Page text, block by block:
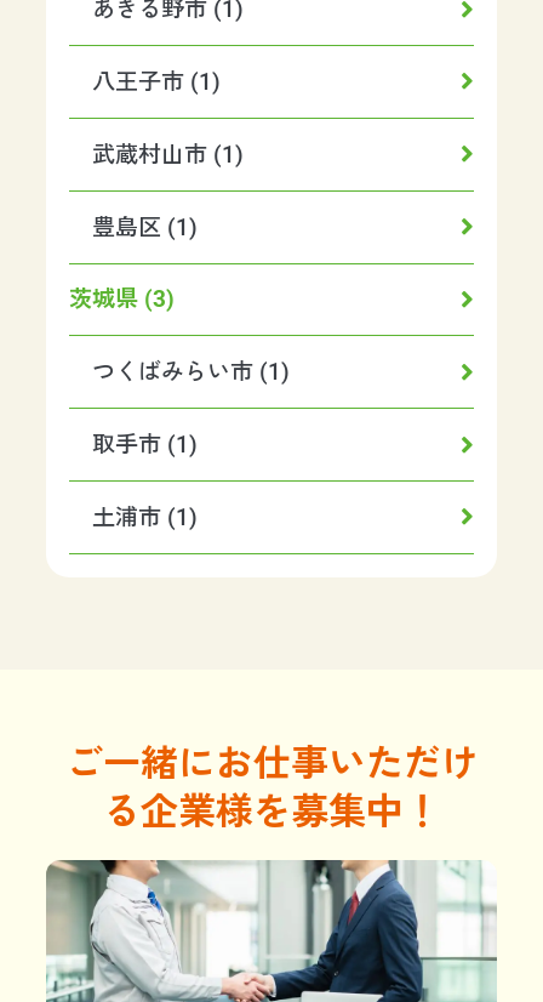
あきる野市 (1)
八王子市 (1)
武蔵村山市 (1)
豊島区 (1)
茨城県 (3)
つくばみらい市 (1)
取手市 (1)
土浦市 (1)
ご一緒にお仕事いただけ
る企業様を募集中！